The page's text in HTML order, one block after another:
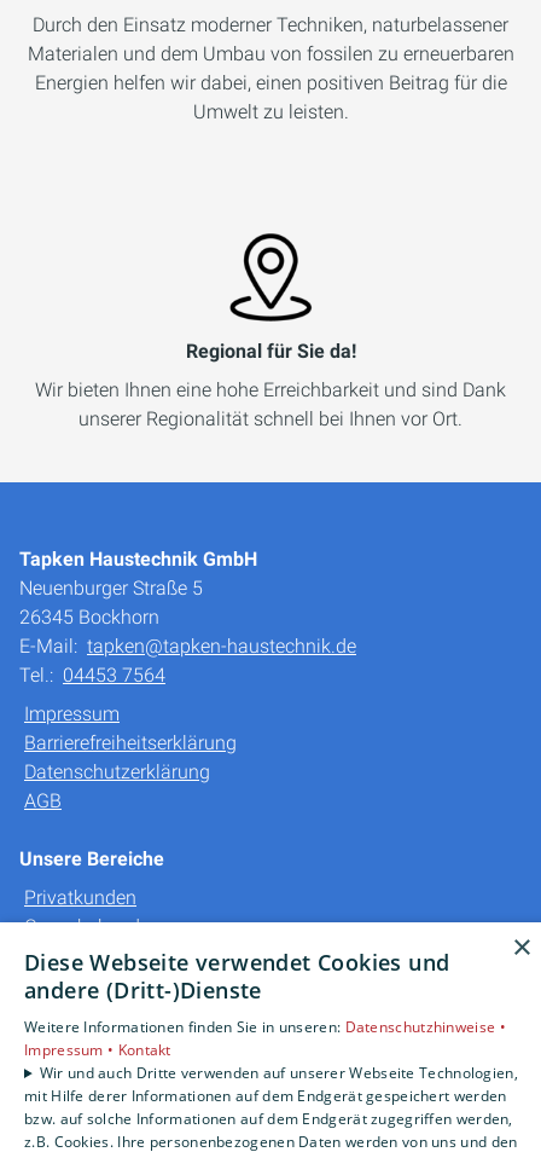
Durch den Einsatz moderner Techniken, naturbelassener
Materialen und dem Umbau von fossilen zu erneuerbaren
Energien helfen wir dabei, einen positiven Beitrag für die
Umwelt zu leisten.
Regional für Sie da!
Wir bieten Ihnen eine hohe Erreichbarkeit und sind Dank
unserer Regionalität schnell bei Ihnen vor Ort.
Tapken Haustechnik GmbH
Neuenburger Straße 5
26345 Bockhorn
E-Mail: tapken@tapken-haustechnik.de
Tel.: 04453 7564
Impressum
Barrierefreiheitserklärung
Datenschutzerklärung
AGB
Unsere Bereiche
Privatkunden
Gewerbekunden
Karriere
Unternehmen
×
Diese Webseite verwendet Cookies und
andere (Dritt-)Dienste
Weitere Informationen finden Sie in unseren: Datenschutzhinweise •
Impressum • Kontakt
Wir und auch Dritte verwenden auf unserer Webseite Technologien,
mit Hilfe derer Informationen auf dem Endgerät gespeichert werden
bzw. auf solche Informationen auf dem Endgerät zugegriffen werden,
z.B. Cookies. Ihre personenbezogenen Daten werden von uns und den